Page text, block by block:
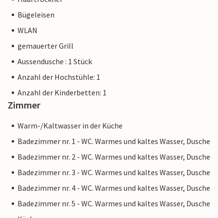
Weniger als acht Kilometer von der Ostküste entfernt liegt
die abgelegene Villa „Perello“ in einem kleinen Wäldchen.
Die schöne Hafenpromenade von Portocolom mit ihren
Autominuten entfernt. Auch die örtlichen Badebuchten
sind schnell zu erreichen.
Wir halten diese Unterkunft für unsere Gäste mit
jedoch allen Gästen, die Eignung der Unterkunft anhand
Hinweis: Diese Unterkunft wird von einem privaten
Eigentümer verwaltet, nicht von einem Unternehmen oder
Verbraucherrecht möglicherweise nicht gilt. Sie können
jedoch sicher sein, dass wir Ihnen denselben Kundenservice
Bügeleisen
WLAN
gemauerter Grill
Aussendusche : 1 Stück
Anzahl der Hochstühle: 1
Anzahl der Kinderbetten: 1
Zimmer
Warm-/Kaltwasser in der Küche
Badezimmer nr. 1 - WC. Warmes und kaltes Wasser, Dusche
Badezimmer nr. 2 - WC. Warmes und kaltes Wasser, Dusche
Badezimmer nr. 3 - WC. Warmes und kaltes Wasser, Dusche
Badezimmer nr. 4 - WC. Warmes und kaltes Wasser, Dusche
Badezimmer nr. 5 - WC. Warmes und kaltes Wasser, Dusche